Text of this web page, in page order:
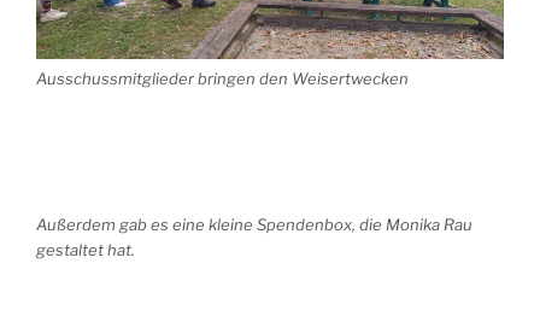
Ausschussmitglieder bringen den Weisertwecken
Außerdem gab es eine kleine Spendenbox, die Monika Rau
gestaltet hat.